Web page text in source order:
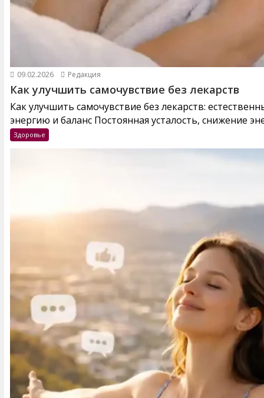
09.02.2026 Редакция
Как улучшить самочувствие без лекарств
Как улучшить самочувствие без лекарств:
энергию и баланс Постоянная усталость, снижение
Здоровье